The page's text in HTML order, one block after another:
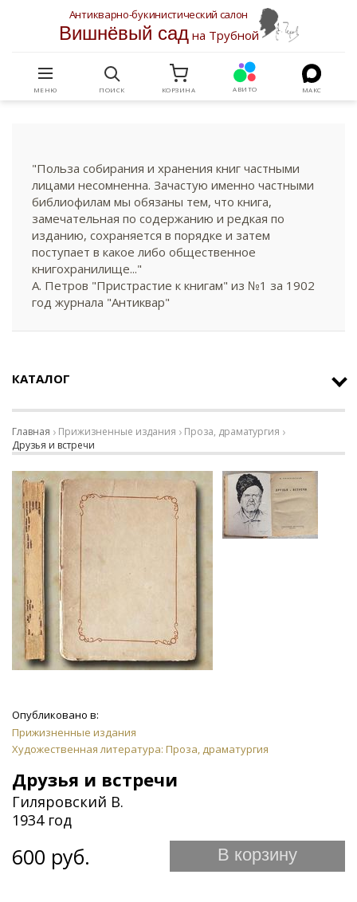
Антикварно-букинистический салон
Вишнёвый садна Трубной
МЕНЮ ПОИСК КОРЗИНА АВИТО МАКС
"Польза собирания и хранения книг частными
лицами несомненна. Зачастую именно частными
библиофилам мы обязаны тем, что книга,
замечательная по содержанию и редкая по
изданию, сохраняется в порядке и затем
поступает в какое либо общественное
книгохранилище..."
А. Петров "Пристрастие к книгам" из №1 за 1902
год журнала "Антиквар"
КАТАЛОГ
Главная Прижизненные издания
Проза, драматургия
Друзья и встречи
Опубликовано в:
Прижизненные издания
Художественная литература: Проза, драматургия
Друзья и встречи
Гиляровский В.
1934 год
600 руб. В корзину